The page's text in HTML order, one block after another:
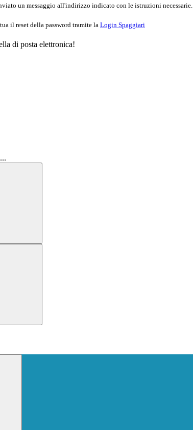
un messaggio all'indirizzo indicato con le istruzioni necessarie.
il reset della password tramite la Login Spaggiari
di posta elettronica!